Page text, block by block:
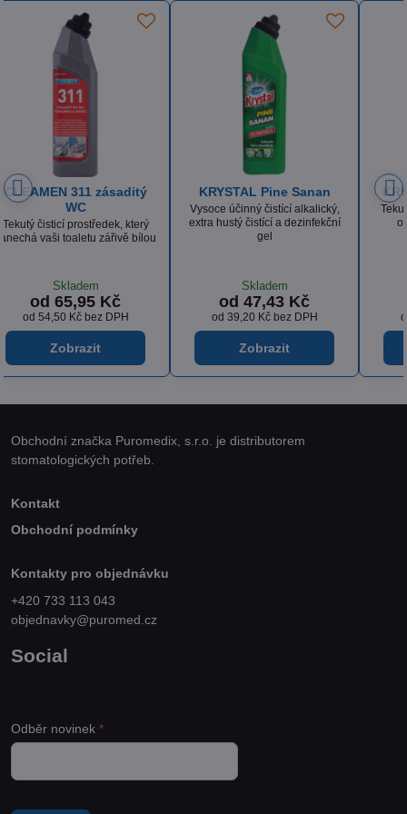
KRYSTAL Sanan Klasik
Tekutý dezinfekční prostředek
obsahující aktivní chlór
Skladem
od 53,85 Kč
od 44,50 Kčbez DPH
Zobrazit
ISOLDA Silver hair & body
Luxusní krémový, tělový a
vlasový šampón s vyváženou
recepturou a výbornou dermální
Skladem
od 36,18 Kč
od 29,90 Kčbez DPH
Zobrazit
Obchodní značka Puromedix, s.r.o. je distributorem
stomatologických potřeb.
Kontakt
Obchodní podmínky
Kontakty pro objednávku
+420 733 113 043
objednavky@puromed.cz
Social
Odběr novinek *